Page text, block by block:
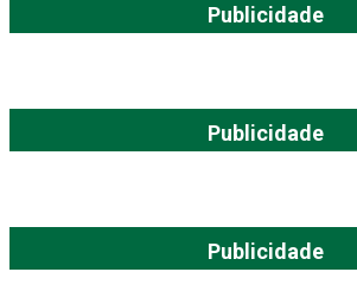
Publicidade
Publicidade
Publicidade